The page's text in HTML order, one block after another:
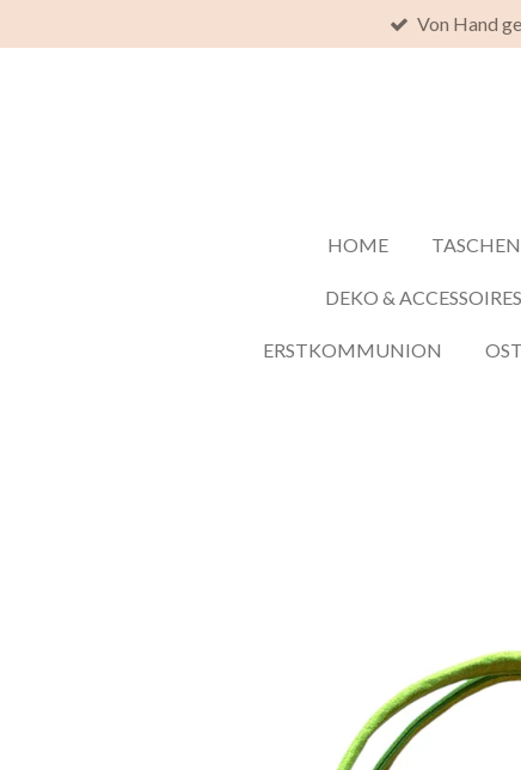
Hauptinhalt
Von Hand
HOME
DEKO & ACCESSOIRES
ERSTKOMMUNION